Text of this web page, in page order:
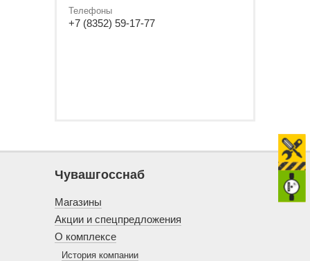
Телефоны
+7 (8352) 59-17-77
Чувашгосснаб
Магазины
Акции и спецпредложения
О комплексе
История компании